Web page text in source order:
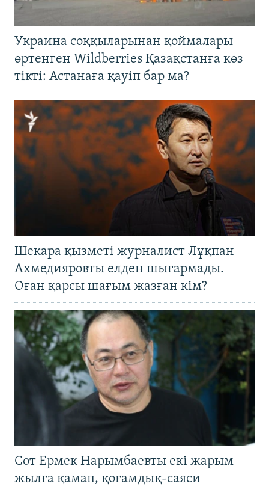
Украина соққыларынан қоймалары
өртенген Wildberries Қазақстанға көз
тікті: Астанаға қауіп бар ма?
Шекара қызметі журналист Лұқпан
Ахмедияровты елден шығармады.
Оған қарсы шағым жазған кім?
Сот Ермек Нарымбаевты екі жарым
жылға қамап, қоғамдық-саяси